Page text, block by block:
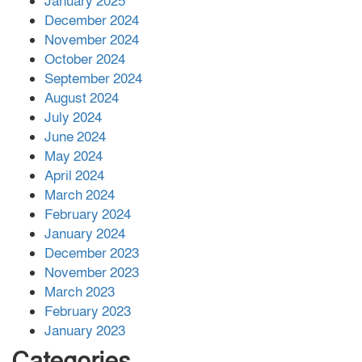
সহায়তা দিলেন সাচিং প্রু জেরী
December 2024
November 2024
October 2024
September 2024
August 2024
July 2024
June 2024
May 2024
April 2024
March 2024
February 2024
January 2024
December 2023
November 2023
March 2023
February 2023
January 2023